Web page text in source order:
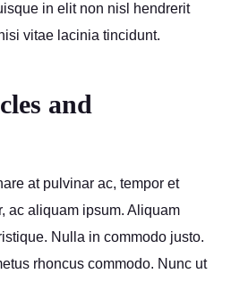
in elit non nisl hendrerit
vitae lacinia tincidunt.
and
at pulvinar ac, tempor et
ac aliquam ipsum. Aliquam
Nulla in commodo justo.
rhoncus commodo. Nunc ut